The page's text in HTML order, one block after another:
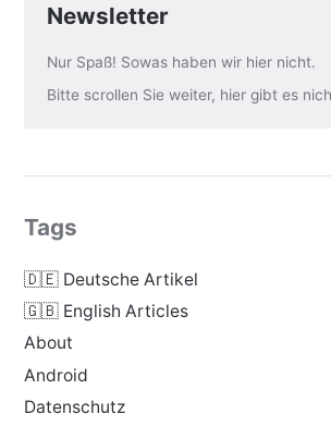
Newsletter
Nur Spaß! Sowas haben wir hier nicht.
Bitte scrollen Sie weiter, hier gibt es
Tags
🇩🇪 Deutsche Artikel
🇬🇧 English Articles
About
Android
Datenschutz